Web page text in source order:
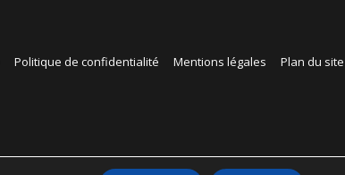
Politique de confidentialité Mentions légales Plan du site